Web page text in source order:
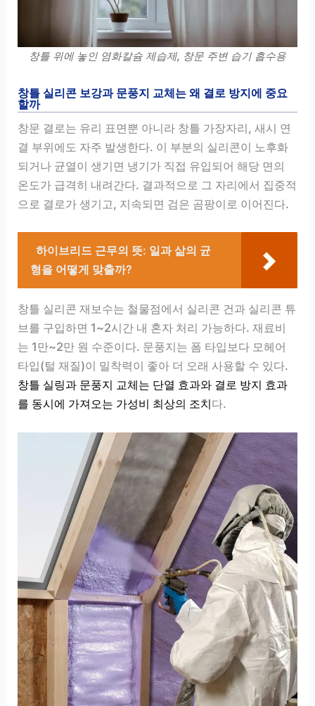
창틀 위에 놓인 염화칼슘 제습제, 창문 주변 습기 흡수용
창틀 실리콘 보강과 문풍지 교체는 왜 결로 방지에 중요
할까
창문 결로는 유리 표면뿐 아니라 창틀 가장자리, 새시 연
결 부위에도 자주 발생한다. 이 부분의 실리콘이 노후화
되거나 균열이 생기면 냉기가 직접 유입되어 해당 면의
온도가 급격히 내려간다. 결과적으로 그 자리에서 집중적
으로 결로가 생기고, 지속되면 검은 곰팡이로 이어진다.
하이브리드 근무의 뜻: 일과 삶의 균
형을 어떻게 맞출까?
창틀 실리콘 재보수는 철물점에서 실리콘 건과 실리콘 튜
브를 구입하면 1~2시간 내 혼자 처리 가능하다. 재료비
는 1만~2만 원 수준이다. 문풍지는 폼 타입보다 모헤어
타입(털 재질)이 밀착력이 좋아 더 오래 사용할 수 있다.
창틀 실링과 문풍지 교체는 단열 효과와 결로 방지 효과
를 동시에 가져오는 가성비 최상의 조치다.